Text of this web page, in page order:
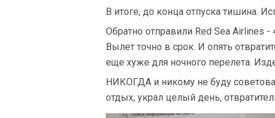
В итоге, до конца отпуска тишина.
Обратно отправили Red Sea Airlines
Вылет точно в срок. И опять
еще хуже для ночного перелета.
НИКОГДА и никому не буду
отдых, украл целый день,